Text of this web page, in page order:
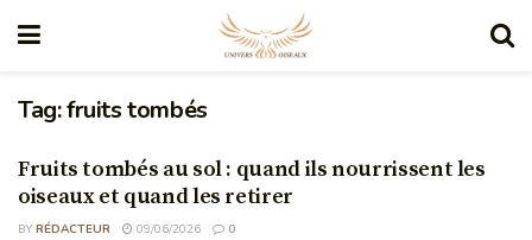
Tag:fruits tombés
Fruits tombés au sol : quand ils nourrissent les
oiseaux et quand les retirer
BY RÉDACTEUR 09/06/2026 0